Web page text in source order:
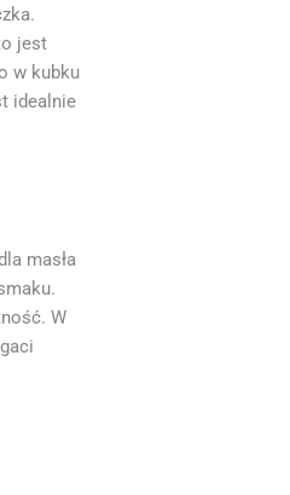
jest
w kubku
idealnie
masła
W